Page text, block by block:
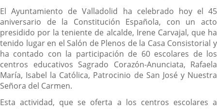
El Ayuntamiento de Valladolid ha celebrado hoy el 45
aniversario de la Constitución Española, con un acto
presidido por la teniente de alcalde, Irene Carvajal, que ha
tenido lugar en el Salón de Plenos de la Casa Consistorial y
ha contado con la participación de 60 escolares de los
centros educativos Sagrado Corazón-Anunciata, Rafaela
María, Isabel la Católica, Patrocinio de San José y Nuestra
Señora del Carmen.
Esta actividad, que se oferta a los centros escolares a